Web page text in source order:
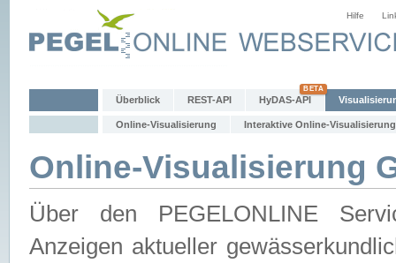
Hilfe
Überblick REST-API HyDAS-API
Online-Visualisierung Interaktive Online-Visualisierung
Online-Visualisierung
Über den PEGELONLINE
Anzeigen aktueller